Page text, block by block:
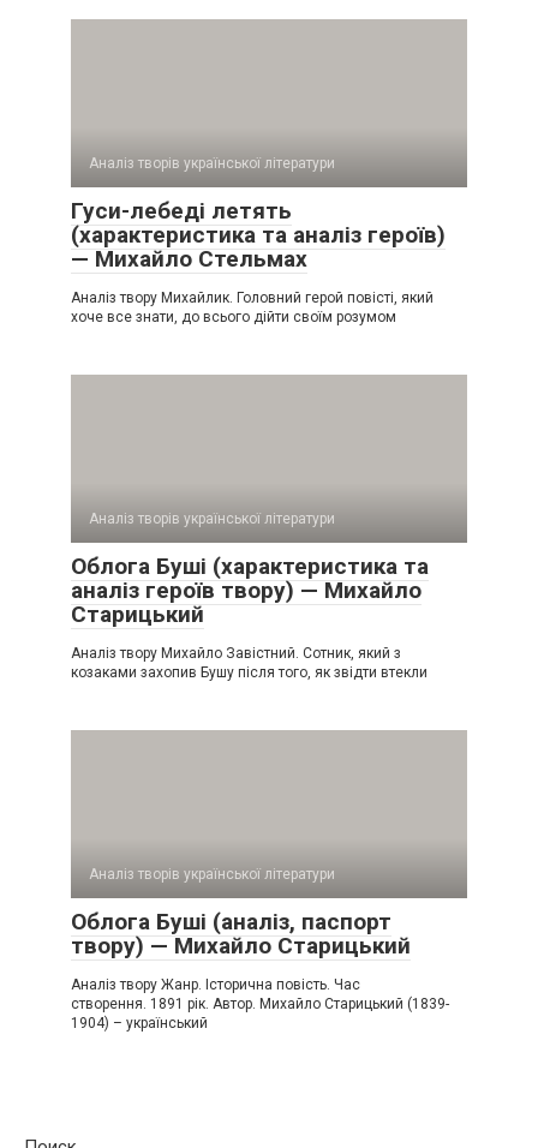
Аналіз творів української літератури
Гуси-лебеді летять
(характеристика та аналіз героїв)
— Михайло Стельмах
Аналіз твору Михайлик. Головний герой повісті, який
хоче все знати, до всього дійти своїм розумом
Аналіз творів української літератури
Облога Буші (характеристика та
аналіз героїв твору) — Михайло
Старицький
Аналіз твору Михайло Завістний. Сотник, який з
козаками захопив Бушу після того, як звідти втекли
Аналіз творів української літератури
Облога Буші (аналіз, паспорт
твору) — Михайло Старицький
Аналіз твору Жанр. Історична повість. Час
створення. 1891 рік. Автор. Михайло Старицький (1839-
1904) – український